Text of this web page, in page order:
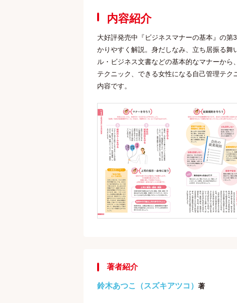
内容紹介
大好評発売中『ビジネスマナーの基本』の
かりやすく解説。身だしなみ、立ち居振る
ル・ビジネス文書などの基本的なマナーか
テクニック、できる女性になる自己管理テ
内容です。
著者紹介
鈴木あつこ（スズキアツコ） 著